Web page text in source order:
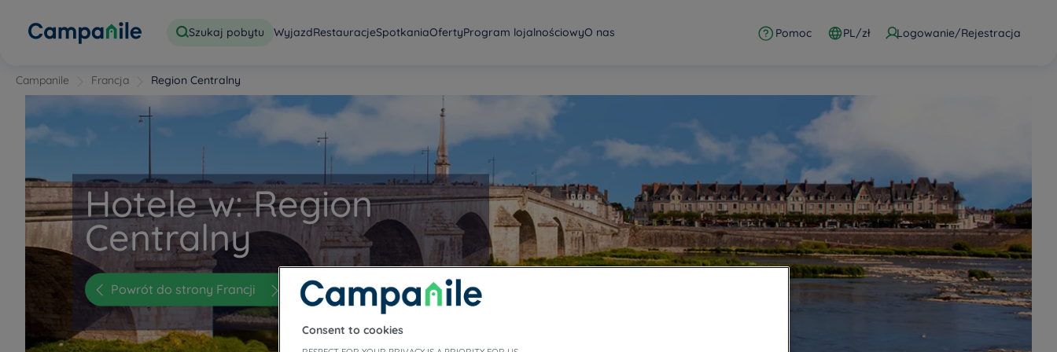
Szukaj pobytu WyjazdRestauracjeSpotkaniaOfertyProgram lojalnościowyO nas Pomoc PL/zł Logowanie/Rejestracja
Campanile Francja Region Centralny
Hotele w: Region
Centralny
Powrót do strony Francji
Consent to cookies